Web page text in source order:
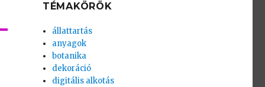
TÉMAKÖRÖK
állattartás
anyagok
botanika
dekoráció
digitális alkotás